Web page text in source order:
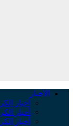
الأخبار
أخبار
أخبار
أخبار